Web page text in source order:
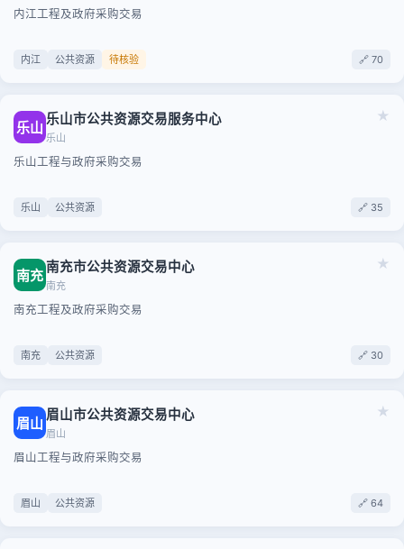
内江工程及政府采购交易
内江 公共资源 待核验 🔗 70
★
乐山 乐山市公共资源交易服务中心
乐山
乐山工程与政府采购交易
乐山 公共资源 🔗 35
★
南充南充市公共资源交易中心
南充
南充工程及政府采购交易
南充 公共资源 🔗 30
★
眉山 眉山市公共资源交易中心
眉山
眉山工程与政府采购交易
眉山 公共资源 🔗 64